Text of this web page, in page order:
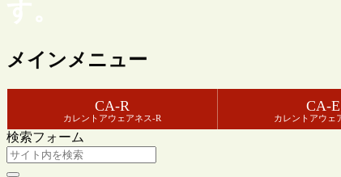
す。
メインメニュー
CA-R
カレントアウェアネス-R
CA-E
カレントアウェ
検索フォーム